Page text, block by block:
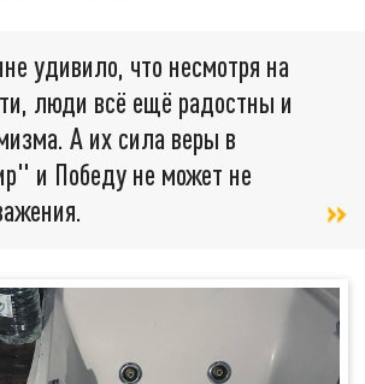
удивило, что несмотря на
люди всё ещё радостны и
А их сила веры в
и Победу не может не